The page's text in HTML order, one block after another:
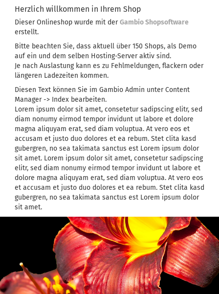
Herzlich willkommen in Ihrem Shop
Dieser Onlineshop wurde mit derGambio Shopsoftware
erstellt.
Bitte beachten Sie, dass aktuell über 150 Shops, als Demo
auf ein und dem selben Hosting-Server aktiv sind.
Je nach Auslastung kann es zu Fehlmeldungen, flackern oder
längeren Ladezeiten kommen.
Diesen Text können Sie im Gambio Admin unter Content
Manager -> Index bearbeiten.
Lorem ipsum dolor sit amet, consetetur sadipscing elitr, sed
diam nonumy eirmod tempor invidunt ut labore et dolore
magna aliquyam erat, sed diam voluptua. At vero eos et
accusam et justo duo dolores et ea rebum. Stet clita kasd
gubergren, no sea takimata sanctus est Lorem ipsum dolor
sit amet. Lorem ipsum dolor sit amet, consetetur sadipscing
elitr, sed diam nonumy eirmod tempor invidunt ut labore et
dolore magna aliquyam erat, sed diam voluptua. At vero eos
et accusam et justo duo dolores et ea rebum. Stet clita kasd
gubergren, no sea takimata sanctus est Lorem ipsum dolor
sit amet.